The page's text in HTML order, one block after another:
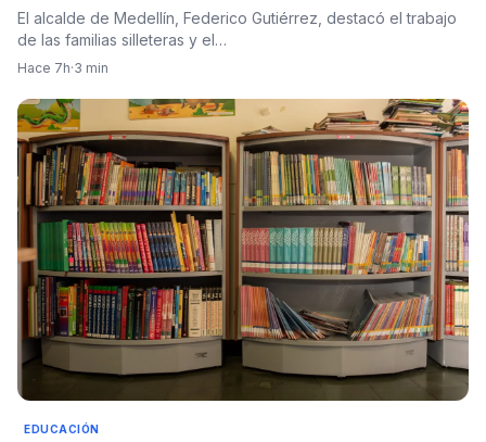
protagonistas
El alcalde de Medellín, Federico Gutiérrez, destacó el trabajo
de las familias silleteras y el…
Hace 7h·3 min
EDUCACIÓN